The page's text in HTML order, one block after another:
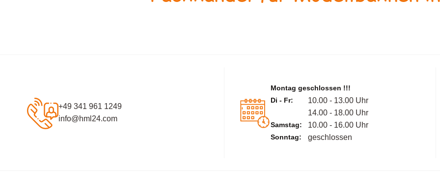
+49 341 961 1249
info@hml24.com
Montag geschlossen !!!
Di - Fr:
10.00 - 13.00 Uhr
14.00 - 18.00 Uhr
Samstag: 10.00 - 16.00 Uhr
Sonntag: geschlossen